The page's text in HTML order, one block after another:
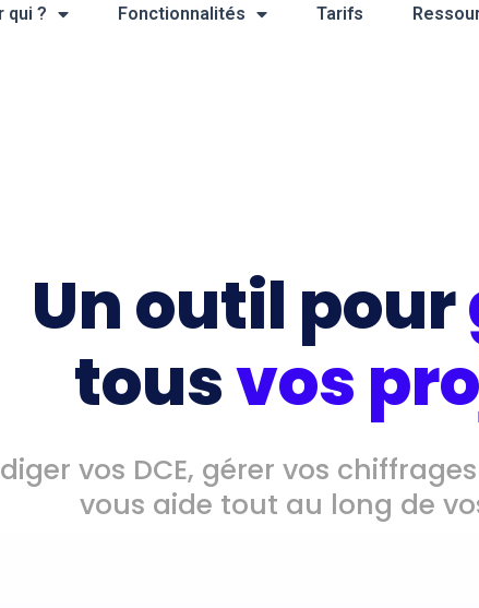
qui ? Fonctionnalités Tarifs
Un outil pour
tousvos
vos DCE, gérer vos
vous aide tout au long de